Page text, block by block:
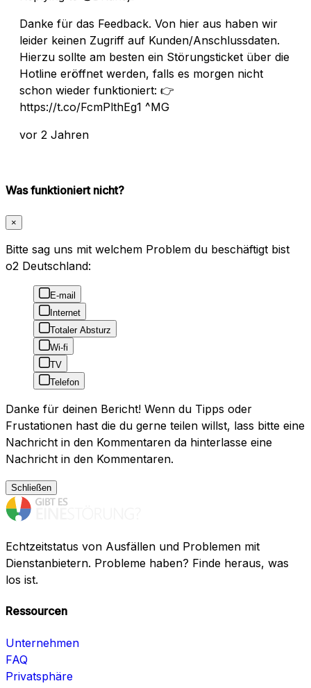
Danke für das Feedback. Von hier aus haben wir
leider keinen Zugriff auf Kunden/Anschlussdaten.
Hierzu sollte am besten ein Störungsticket über die
Hotline eröffnet werden, falls es morgen nicht
schon wieder funktioniert: 👉
https://t.co/FcmPlthEg1 ^MG
vor 2 Jahren
Was funktioniert nicht?
×
Bitte sag uns mit welchem Problem du beschäftigt bist
o2 Deutschland:
E-mail
Internet
Totaler Absturz
Wi-fi
TV
Telefon
Danke für deinen Bericht! Wenn du Tipps oder
Frustationen hast die du gerne teilen willst, lass bitte eine
Nachricht in den Kommentaren da hinterlasse eine
Nachricht in den Kommentaren.
Schließen
Echtzeitstatus von Ausfällen und Problemen mit
Dienstanbietern. Probleme haben? Finde heraus, was
los ist.
Ressourcen
Unternehmen
FAQ
Privatsphäre